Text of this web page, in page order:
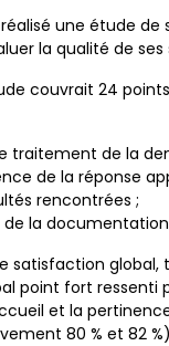
réalisé une étude
la qualité de
couvrait 24
traitement de la
de la réponse
rencontrées ;
la
satisfaction global,
point fort ressenti
et la
80 % et 82